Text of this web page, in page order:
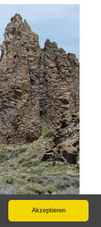
Akzeptieren